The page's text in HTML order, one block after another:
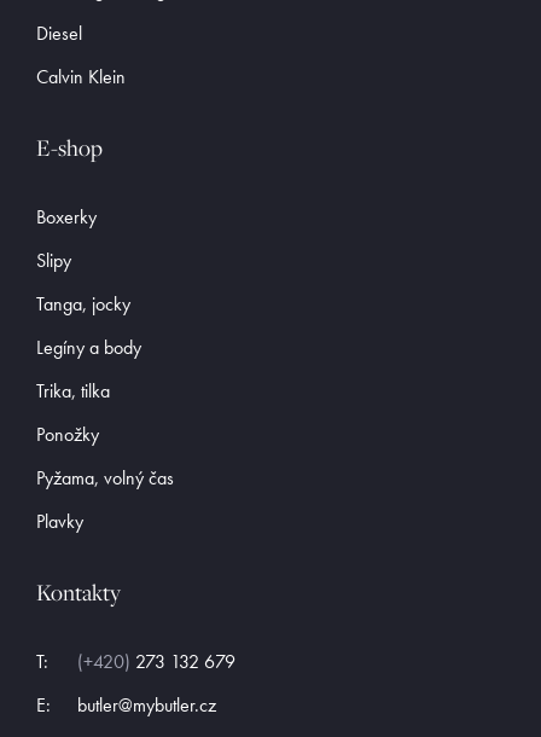
Diesel
Calvin Klein
E-shop
Boxerky
Slipy
Tanga, jocky
Legíny a body
Trika, tilka
Ponožky
Pyžama, volný čas
Plavky
Kontakty
T: (+420) 273 132 679
E:
butler@mybutler.cz